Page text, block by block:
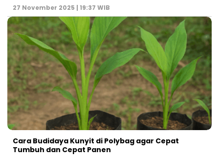
27 November 2025 | 19:37 WIB
Cara Budidaya Kunyit di Polybag agar Cepat
Tumbuh dan Cepat Panen